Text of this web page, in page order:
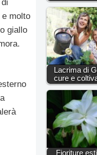
molto
giallo
Lacrima di
cure e
Fioriture